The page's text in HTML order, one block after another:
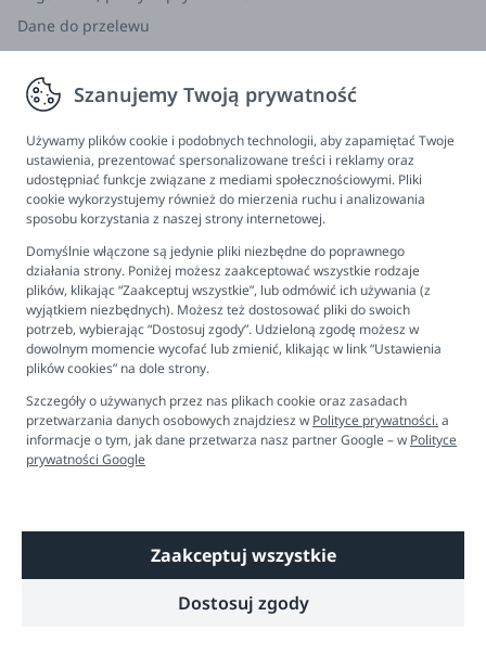
Dane do przelewu
Zwroty, wymiana, reklamacja
Informacje
Program lojalnościowy
FAQ - najczęściej zadawane pytania
Newsletter
Ustawienia plików cookies
Biuro obsługi klienta
Pon. - Pt. 9:00 - 16:00
Copyright © 2026 Dobre Liski - Bezpieczne dzieci, spokojne mamy
Szanujemy Twoją prywatność
Używamy plików cookie i podobnych technologii, aby zapamiętać Twoje
ustawienia, prezentować spersonalizowane treści i reklamy oraz
udostępniać funkcje związane z mediami społecznościowymi. Pliki
cookie wykorzystujemy również do mierzenia ruchu i analizowania
sposobu korzystania z naszej strony internetowej.
Domyślnie włączone są jedynie pliki niezbędne do poprawnego
działania strony. Poniżej możesz zaakceptować wszystkie rodzaje
plików, klikając “Zaakceptuj wszystkie”, lub odmówić ich używania (z
wyjątkiem niezbędnych). Możesz też dostosować pliki do swoich
potrzeb, wybierając “Dostosuj zgody”. Udzieloną zgodę możesz w
dowolnym momencie wycofać lub zmienić, klikając w link “Ustawienia
plików cookies” na dole strony.
Szczegóły o używanych przez nas plikach cookie oraz zasadach
przetwarzania danych osobowych znajdziesz w Polityce prywatności.a
informacje o tym, jak dane przetwarza nasz partner Google – w Polityce
prywatności Google
Dostosuj zgody
Zaakceptuj wszystkie